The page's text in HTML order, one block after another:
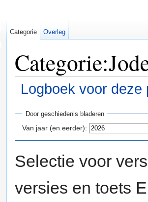
Logboek voor deze
Door geschiedenis bladeren
Van jaar (en eerder):
Selectie voor
versies en toets
Categorie Overleg